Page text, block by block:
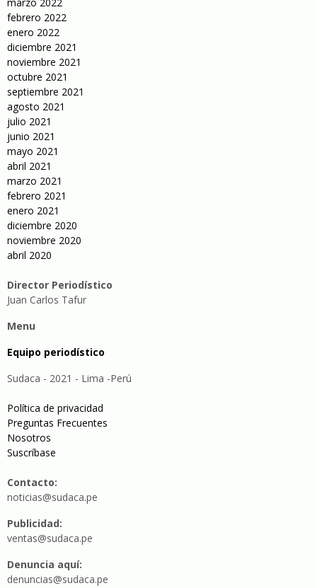
febrero 2022
enero 2022
diciembre 2021
noviembre 2021
octubre 2021
septiembre 2021
agosto 2021
julio 2021
junio 2021
mayo 2021
abril 2021
marzo 2021
febrero 2021
enero 2021
diciembre 2020
noviembre 2020
abril 2020
Director Periodístico
Juan Carlos Tafur
Menu
Equipo periodístico
Sudaca - 2021 - Lima -Perú
Política de privacidad
Preguntas Frecuentes
Nosotros
Suscríbase
Contacto:
noticias@sudaca.pe
Publicidad:
ventas@sudaca.pe
Denuncia aquí:
denuncias@sudaca.pe